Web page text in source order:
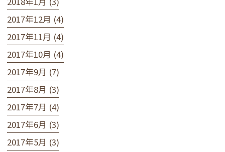
2017年12月 (4)
2017年11月 (4)
2017年10月 (4)
2017年9月 (7)
2017年8月 (3)
2017年7月 (4)
2017年6月 (3)
2017年5月 (3)